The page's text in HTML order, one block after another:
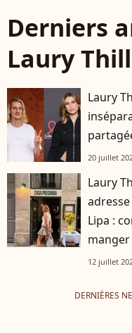
Derniers
Laury
Laury
20 juillet
Laury
Lipa :
manger
12 juillet
DERNIÈRES